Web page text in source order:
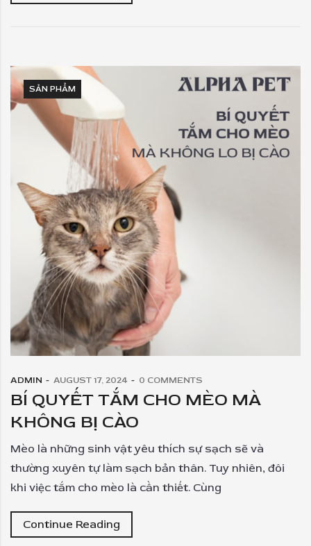
SẢN PHẨM
ADMIN AUGUST 17, 2024 0 COMMENTS
BÍ QUYẾT TẮM CHO MÈO MÀ
KHÔNG BỊ CÀO
Mèo là những sinh vật yêu thích sự sạch sẽ và
thường xuyên tự làm sạch bản thân. Tuy nhiên, đôi
khi việc tắm cho mèo là cần thiết. Cùng
Continue Reading